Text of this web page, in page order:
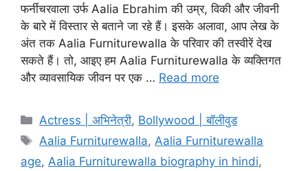
फर्नीचरवाला उर्फ Aalia Ebrahim की उम्र, विकी और जीवनी
के बारे में विस्तार से बताने जा रहे हैं। इसके अलावा, आप लेख के
अंत तक Aalia Furniturewalla के परिवार की तस्वीरें देख
सकते हैं। तो, आइए हम Aalia Furniturewalla के व्यक्तिगत
और व्यावसायिक जीवन पर एक … Read more
Categories
Actress | अभिनेत्री, Bollywood | बॉलीवुड
Tags
Aalia Furniturewalla,Aalia Furniturewalla
age, Aalia Furniturewalla biography in hindi,